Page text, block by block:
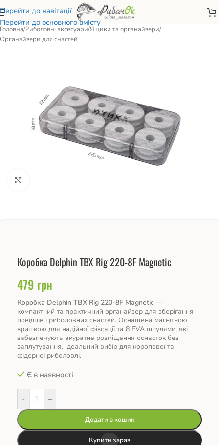
Перейти до навігації
Перейти до основного вмісту
Головна/Риболовні аксесуари/Ящики та органайзери/
Органайзери для снастей
Коробка Delphin TBX Rig 220-8F Magnetic
479 грн
Коробка Delphin TBX Rig 220-8F Magnetic —
компактний та практичний органайзер для зберігання
повідців і риболовних снастей. Оснащена магнітною
кришкою для надійної фіксації та 8 EVA шпулями, які
забезпечують акуратне розміщення оснасток без
заплутування. Ідеальний вибір для коропової та
фідерної риболовлі.
Є в наявності
- +
Додати в кошик
Купити зараз